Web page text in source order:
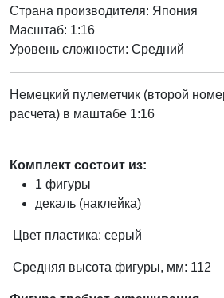
Страна производителя: Япония
Масштаб: 1:16
Уровень сложности: Cредний
Немецкий пулеметчик (второй
расчета) в маштабе 1:16
Комплект состоит из:
1 фигуры
декаль (наклейка)
Цвет пластика: серый
Средняя высота фигуры, мм: 112